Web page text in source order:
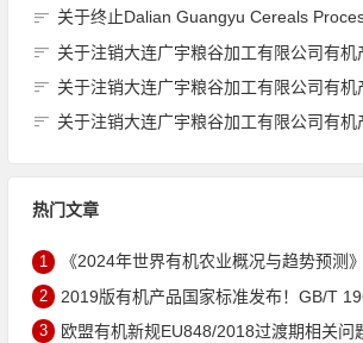
关于终止Dalian Guangyu Cereals Processing Co., Ltd.(大连广宇粮谷加工有限公
关于注销大连广宇粮谷加工有限公司有机产
关于注销大连广宇粮谷加工有限公司有机产
关于注销大连广宇粮谷加工有限公司有机产
热门文章
1 《2024年世界有机农业概况与趋势预测》全球首发 – 中国有
2 2019版有机产品国家标准发布！GB/T
3 欧盟有机新规EU848/2018过渡期相关问